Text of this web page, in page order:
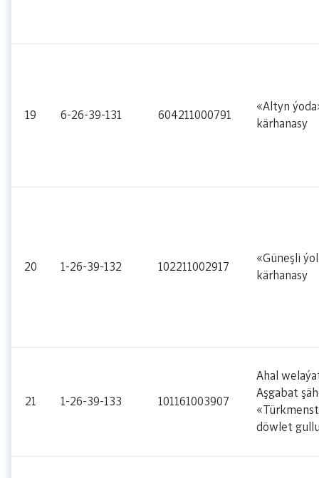
19 6-26-39-131 604211000791
«Altyn
kärhanasy
20 1-26-39-132 102211002917
«Güneşli
kärhanasy
21 1-26-39-133 101161003907
Ahal
Aşgabat
döwlet